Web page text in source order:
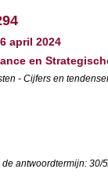
april 2024
en
- Cijfers en
antwoordtermijn: 30/